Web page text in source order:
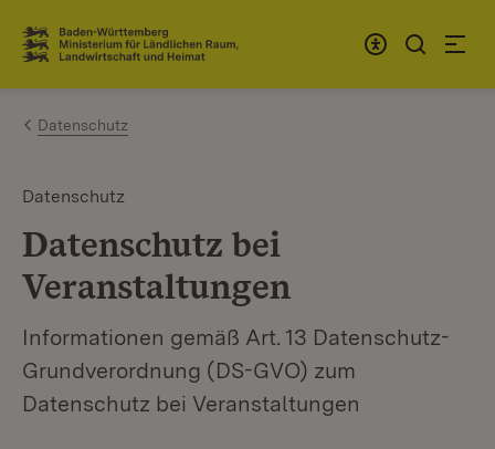
Zum Inhalt springen
Link zur Startseite
Datenschutz
Datenschutz
Datenschutz bei
Veranstaltungen
Informationen gemäß Art. 13 Datenschutz-
Grundverordnung (DS-GVO) zum
Datenschutz bei Veranstaltungen